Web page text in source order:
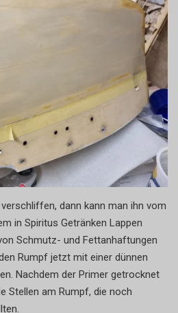
dann kann man ihn vom
in Spiritus Getränken Lappen
Schmutz- und Fettanhaftungen
Rumpf jetzt mit einer dünnen
Nachdem der Primer getrocknet
Stellen am Rumpf, die noch